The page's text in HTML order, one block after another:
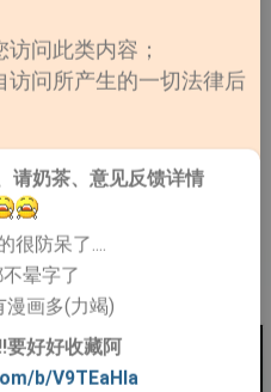
问此类内容；
问所产生的一切法律后
请奶茶、意见反馈详情
很防呆了....
晕字了
漫画多(力竭)
要好好收藏阿
b/V9TEaHIa